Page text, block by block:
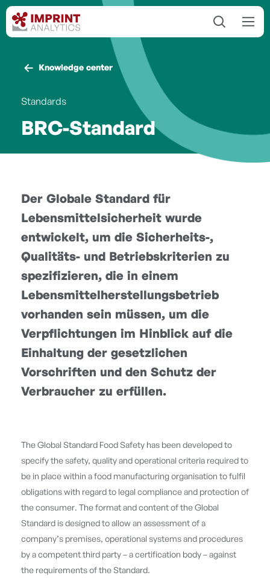
Knowledge center
Standards
BRC-Standard
Der Globale Standard für
Lebensmittelsicherheit wurde
entwickelt, um die Sicherheits-,
Qualitäts- und Betriebskriterien zu
spezifizieren, die in einem
Lebensmittelherstellungsbetrieb
vorhanden sein müssen, um die
Verpflichtungen im Hinblick auf die
Einhaltung der gesetzlichen
Vorschriften und den Schutz der
Verbraucher zu erfüllen.
The Global Standard Food Safety has been developed to
specify the safety, quality and operational criteria required to
be in place within a food manufacturing organisation to fulfil
obligations with regard to legal compliance and protection of
the consumer. The format and content of the Global
Standard is designed to allow an assessment of a
company’s premises, operational systems and procedures
by a competent third party – a certification body – against
the requirements of the Standard.